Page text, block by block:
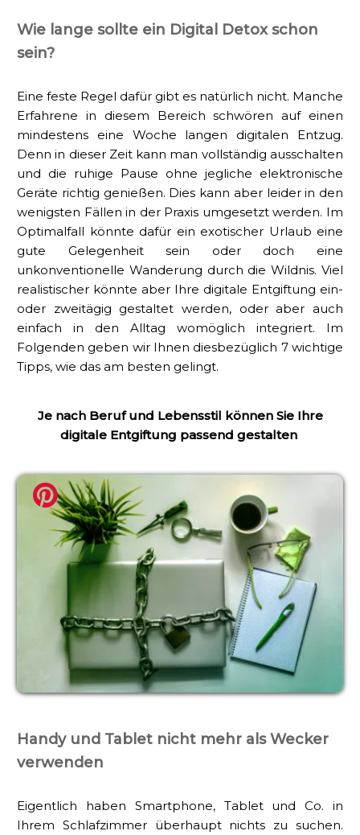
Wie lange sollte ein Digital Detox schon
sein?
Eine feste Regel dafür gibt es natürlich nicht. Manche
Erfahrene in diesem Bereich schwören auf einen
mindestens eine Woche langen digitalen Entzug.
Denn in dieser Zeit kann man vollständig ausschalten
und die ruhige Pause ohne jegliche elektronische
Geräte richtig genießen. Dies kann aber leider in den
wenigsten Fällen in der Praxis umgesetzt werden. Im
Optimalfall könnte dafür ein exotischer Urlaub eine
gute Gelegenheit sein oder doch eine
unkonventionelle Wanderung durch die Wildnis. Viel
realistischer könnte aber Ihre digitale Entgiftung ein-
oder zweitägig gestaltet werden, oder aber auch
einfach in den Alltag womöglich integriert. Im
Folgenden geben wir Ihnen diesbezüglich 7 wichtige
Tipps, wie das am besten gelingt.
Je nach Beruf und Lebensstil können Sie Ihre
digitale Entgiftung passend gestalten
Handy und Tablet nicht mehr als Wecker
verwenden
Eigentlich haben Smartphone, Tablet und Co. in
Ihrem Schlafzimmer überhaupt nichts zu suchen.